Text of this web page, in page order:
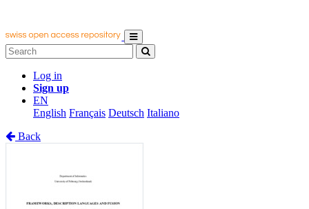
Log in
Sign up
EN
English Français Deutsch Italiano
Back